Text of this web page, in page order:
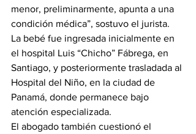
menor, preliminarmente, apunta a una
condición médica”, sostuvo el jurista.
La bebé fue ingresada inicialmente en
el hospital Luis “Chicho” Fábrega, en
Santiago, y posteriormente trasladada al
Hospital del Niño, en la ciudad de
Panamá, donde permanece bajo
atención especializada.
El abogado también cuestionó el